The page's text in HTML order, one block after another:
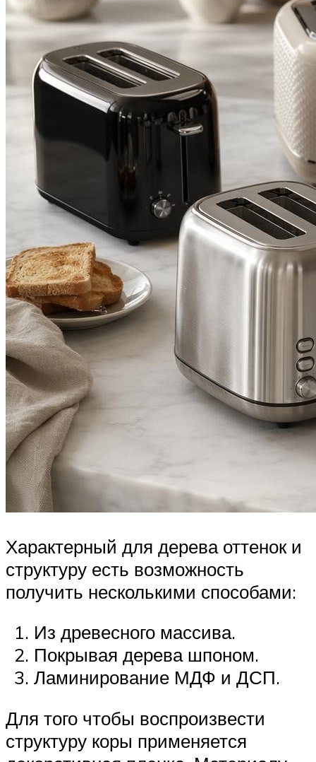
Характерный для дерева оттенок и
структуру есть возможность
получить несколькими способами:
Из древесного массива.
Покрывая дерева шпоном.
Ламинирование МДФ и ДСП.
Для того чтобы воспроизвести
структуру коры применяется